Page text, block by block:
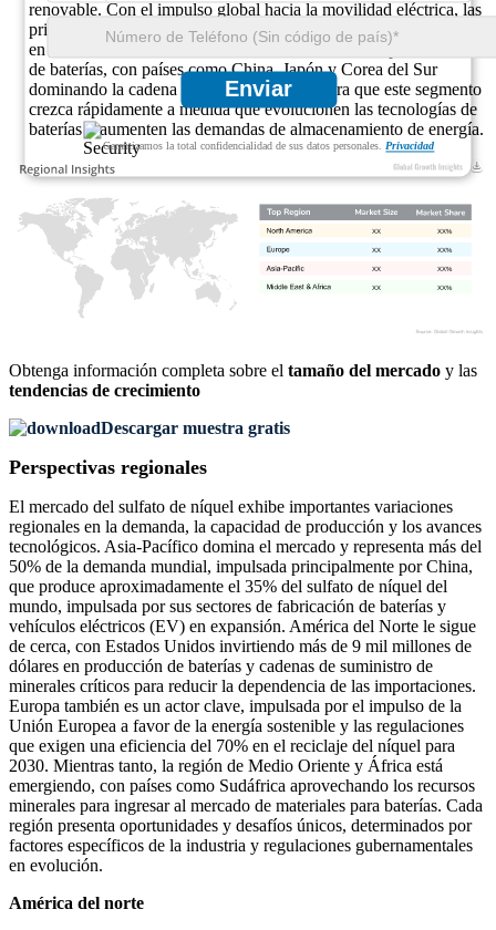
Enviar
Garantizamos la total confidencialidad de sus datos personales. Privacidad
renovable. Con el impulso global hacia la movilidad eléctrica, las
principales empresas automotrices están aumentando su inversión
en la fabricación de baterías. Asia-Pacífico lidera la producción
de baterías, con países como China, Japón y Corea del Sur
dominando la cadena de suministro. Se espera que este segmento
crezca rápidamente a medida que evolucionen las tecnologías de
baterías y aumenten las demandas de almacenamiento de energía.
XX%
XX
XX%
XX
XX%
XX
XX%
XX
Obtenga información completa sobre el tamaño del mercado y las
tendencias de crecimiento
Descargar muestra gratis
Perspectivas regionales
El mercado del sulfato de níquel exhibe importantes variaciones
regionales en la demanda, la capacidad de producción y los avances
tecnológicos. Asia-Pacífico domina el mercado y representa más del
50% de la demanda mundial, impulsada principalmente por China,
que produce aproximadamente el 35% del sulfato de níquel del
mundo, impulsada por sus sectores de fabricación de baterías y
vehículos eléctricos (EV) en expansión. América del Norte le sigue
de cerca, con Estados Unidos invirtiendo más de 9 mil millones de
dólares en producción de baterías y cadenas de suministro de
minerales críticos para reducir la dependencia de las importaciones.
Europa también es un actor clave, impulsada por el impulso de la
Unión Europea a favor de la energía sostenible y las regulaciones
que exigen una eficiencia del 70% en el reciclaje del níquel para
2030. Mientras tanto, la región de Medio Oriente y África está
emergiendo, con países como Sudáfrica aprovechando los recursos
minerales para ingresar al mercado de materiales para baterías. Cada
región presenta oportunidades y desafíos únicos, determinados por
factores específicos de la industria y regulaciones gubernamentales
en evolución.
América del norte